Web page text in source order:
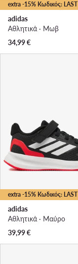
extra -15% Κωδικός: LAST
adidas
Αθλητικά · Μωβ
34,99€
extra -15% Κωδικός: LAST
adidas
Αθλητικά · Μαύρο
39,99€